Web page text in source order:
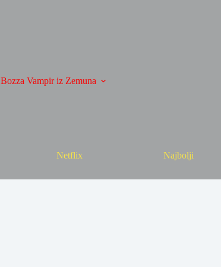
Bozza Vampir iz Zemuna
Netflix Najbolji